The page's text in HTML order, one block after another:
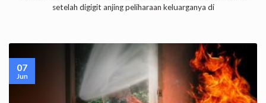
setelah digigit anjing peliharaan keluarganya di
07
Jun